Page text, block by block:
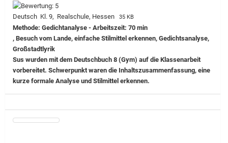
Deutsch Kl. 9, Realschule, Hessen 35 KB
Methode: Gedichtanalyse - Arbeitszeit: 70 min
, Besuch vom Lande, einfache Stilmittel erkennen, Gedichtsanalyse,
Großstadtlyrik
Sus wurden mit dem Deutschbuch 8 (Gym) auf die Klassenarbeit
vorbereitet. Schwerpunkt waren die Inhaltszusammenfassung, eine
kurze formale Analyse und Stilmittel erkennen.